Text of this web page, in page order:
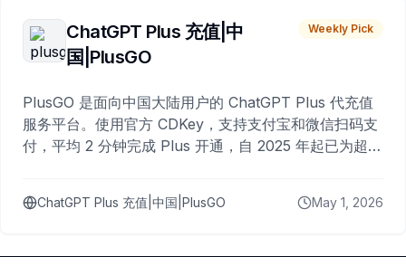
ChatGPT Plus 充值|中
国|PlusGO
Weekly Pick
PlusGO 是面向中国大陆用户的 ChatGPT Plus 代充值
服务平台。使用官方 CDKey，支持支付宝和微信扫码支
付，平均 2 分钟完成 Plus 开通，自 2025 年起已为超过
ChatGPT Plus 充值|中国|PlusGO May 1, 2026